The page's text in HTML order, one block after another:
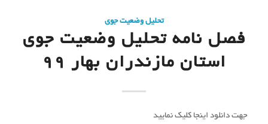
تحلیل وضعیت جوی
فصل نامه تحلیل وضعیت جوی
استان مازندران بهار 99
جهت دانلود اینجا کلیک نمایید